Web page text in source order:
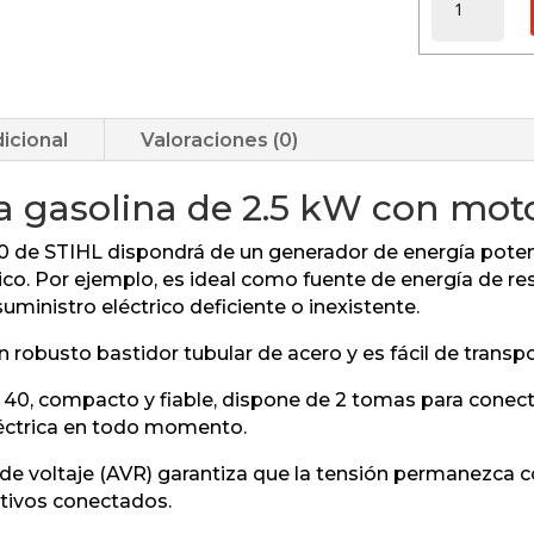
CANTIDAD
Valoraciones (0)
gasolina de 2.5 kW con
de STIHL dispondrá de un generador de energía
Por ejemplo, es ideal como fuente de energía de
eléctrico deficiente o inexistente.
robusto bastidor tubular de acero y es fácil de
40, compacto y fiable, dispone de 2 tomas para
en todo momento.
voltaje (AVR) garantiza que la tensión
conectados.